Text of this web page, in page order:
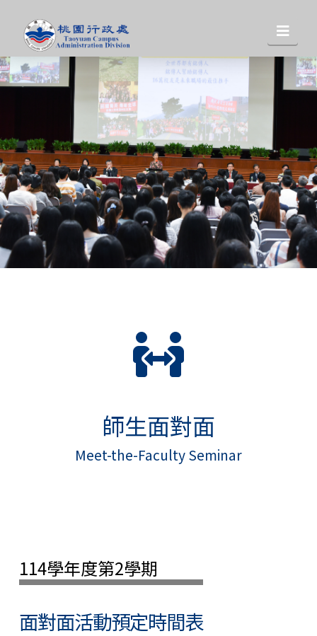
桃
園
行
政
處
師生面對面
Meet-the-Faculty Seminar
114學年度第2學期
面對面活動預定時間表